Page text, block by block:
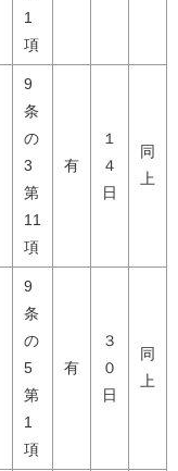
1
項
9
条
の
3
第
11
項
有
１
４
日
同
上
9
条
の
5
第
1
項
有
３
０
日
同
上